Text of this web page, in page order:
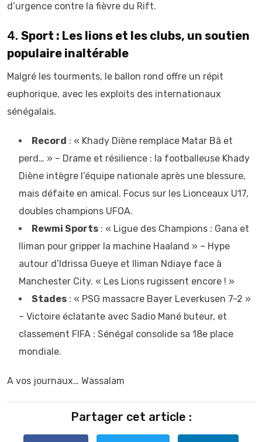
d’urgence contre la fièvre du Rift.
4. Sport : Les lions et les clubs, un soutien
populaire inaltérable
Malgré les tourments, le ballon rond offre un répit
euphorique, avec les exploits des internationaux
sénégalais.
Record : « Khady Diène remplace Matar Bâ et
perd… » – Drame et résilience : la footballeuse Khady
Diène intègre l’équipe nationale après une blessure,
mais défaite en amical. Focus sur les Lionceaux U17,
doubles champions UFOA.
Rewmi Sports : « Ligue des Champions : Gana et
Iliman pour gripper la machine Haaland » – Hype
autour d’Idrissa Gueye et Iliman Ndiaye face à
Manchester City. « Les Lions rugissent encore ! »
Stades : « PSG massacre Bayer Leverkusen 7-2 »
– Victoire éclatante avec Sadio Mané buteur, et
classement FIFA : Sénégal consolide sa 18e place
mondiale.
A vos journaux… Wassalam
Partager cet article :